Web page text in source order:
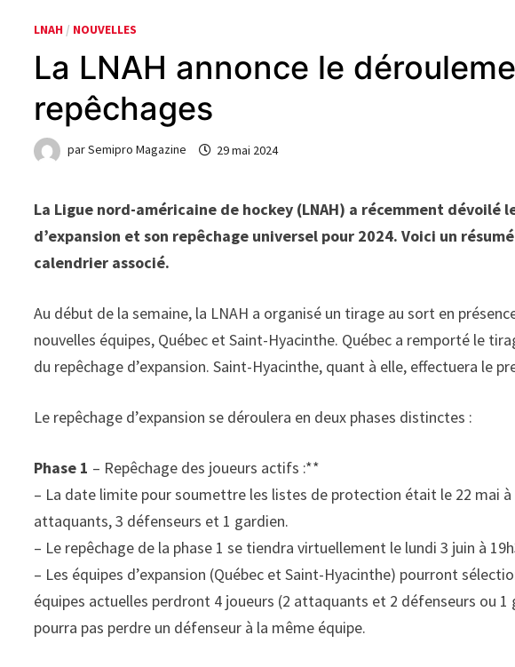
LNAH / NOUVELLES
La LNAH annonce le
repêchages
parSemipro Magazine 29 mai 2024
La Ligue nord-américaine de hockey (LNAH) a récemment dévoilé
d’expansion et son repêchage universel pour 2024. Voici un
calendrier associé.
Au début de la semaine, la LNAH a organisé un tirage au sort en
nouvelles équipes, Québec et Saint-Hyacinthe. Québec a remporté le
du repêchage d’expansion. Saint-Hyacinthe, quant à elle, effectuera le
Le repêchage d’expansion se déroulera en deux phases distinctes :
Phase 1 – Repêchage des joueurs actifs :**
– La date limite pour soumettre les listes de protection était le 22 mai
attaquants, 3 défenseurs et 1 gardien.
– Le repêchage de la phase 1 se tiendra virtuellement le lundi 3 juin à
– Les équipes d’expansion (Québec et Saint-Hyacinthe) pourront
équipes actuelles perdront 4 joueurs (2 attaquants et 2 défenseurs ou
pourra pas perdre un défenseur à la même équipe.